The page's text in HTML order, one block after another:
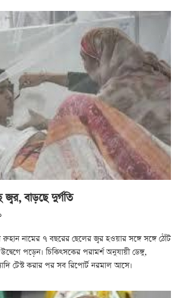
বাড়ছে দুর্গতি
নামের ৭ বছরের ছেলের জ্বর হওয়ার সঙ্গে সঙ্গে ঠোঁট
পড়েন। চিকিৎসকের পরামর্শ অনুযায়ী ডেঙ্গু,
টেস্ট করার পর সব রিপোর্ট নরমাল আসে।